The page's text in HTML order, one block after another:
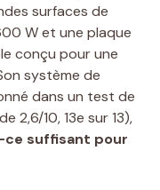
surfaces de
W et une plaque
conçu pour une
système de
dans un test de
2,6/10, 13e sur 13),
ce suffisant pour